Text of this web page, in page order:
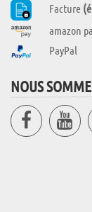
Facture
amazon
PayPal
NOUS